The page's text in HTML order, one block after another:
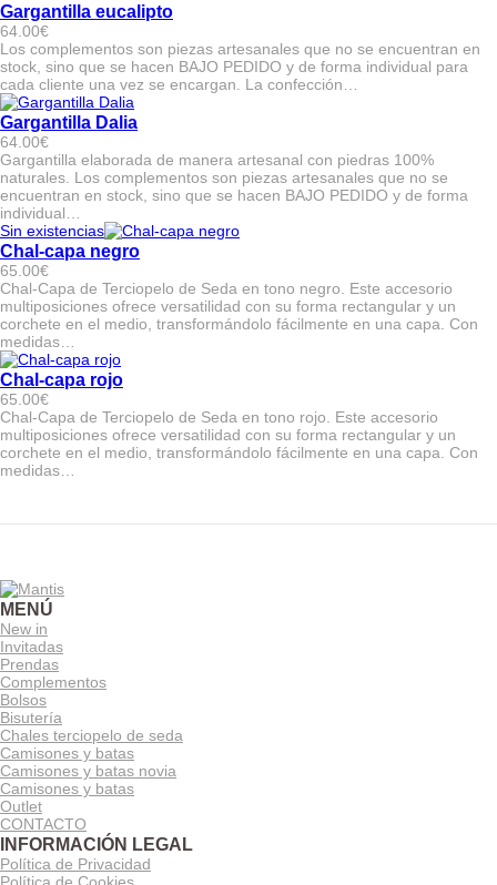
Gargantilla eucalipto
64.00€
Los complementos son piezas artesanales que no se encuentran en
stock, sino que se hacen BAJO PEDIDO y de forma individual para
cada cliente una vez se encargan. La confección…
Gargantilla Dalia
64.00€
Gargantilla elaborada de manera artesanal con piedras 100%
naturales. Los complementos son piezas artesanales que no se
encuentran en stock, sino que se hacen BAJO PEDIDO y de forma
individual…
Sin existencias
Chal-capa negro
65.00€
Chal-Capa de Terciopelo de Seda en tono negro. Este accesorio
multiposiciones ofrece versatilidad con su forma rectangular y un
corchete en el medio, transformándolo fácilmente en una capa. Con
medidas…
Chal-capa rojo
65.00€
Chal-Capa de Terciopelo de Seda en tono rojo. Este accesorio
multiposiciones ofrece versatilidad con su forma rectangular y un
corchete en el medio, transformándolo fácilmente en una capa. Con
medidas…
MENÚ
New in
Invitadas
Prendas
Complementos
Bolsos
Bisutería
Chales terciopelo de seda
Camisones y batas
Camisones y batas novia
Camisones y batas
Outlet
CONTACTO
INFORMACIÓN LEGAL
Política de Privacidad